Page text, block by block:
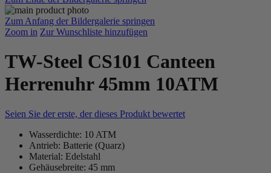
Zum Anfang der Bildergalerie springen
Zoom in Zur Wunschliste hinzufügen
TW-Steel CS101 Canteen
Herrenuhr 45mm 10ATM
Seien Sie der erste, der dieses Produkt bewertet
Wasserdichte: 10 ATM
Antrieb: Batterie (Quarz)
Material: Edelstahl
Gehäusebreite: 45 mm